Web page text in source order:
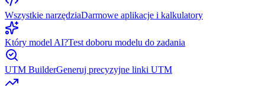
Wszystkie narzędziaDarmowe aplikacje i kalkulatory
Który model AI?Test doboru modelu do zadania
UTM BuilderGeneruj precyzyjne linki UTM